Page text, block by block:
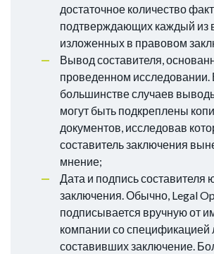
достаточное количество
подтверждающих каждый из
изложенных в правовом
Вывод составителя,
проведенном исследовании.
большинстве случаев
могут быть подкреплены
документов, исследовав
составитель заключения
мнение;
Дата и подпись составителя
заключения. Обычно, Legal
подписывается вручную от
компании со спецификацией
составивших заключение.